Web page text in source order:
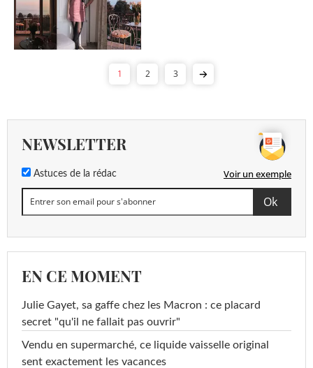
1 2 3
NEWSLETTER
Astuces de la rédac Voir un exemple
EN CE MOMENT
Julie Gayet, sa gaffe chez les Macron : ce placard
secret "qu'il ne fallait pas ouvrir"
Vendu en supermarché, ce liquide vaisselle original
sent exactement les vacances